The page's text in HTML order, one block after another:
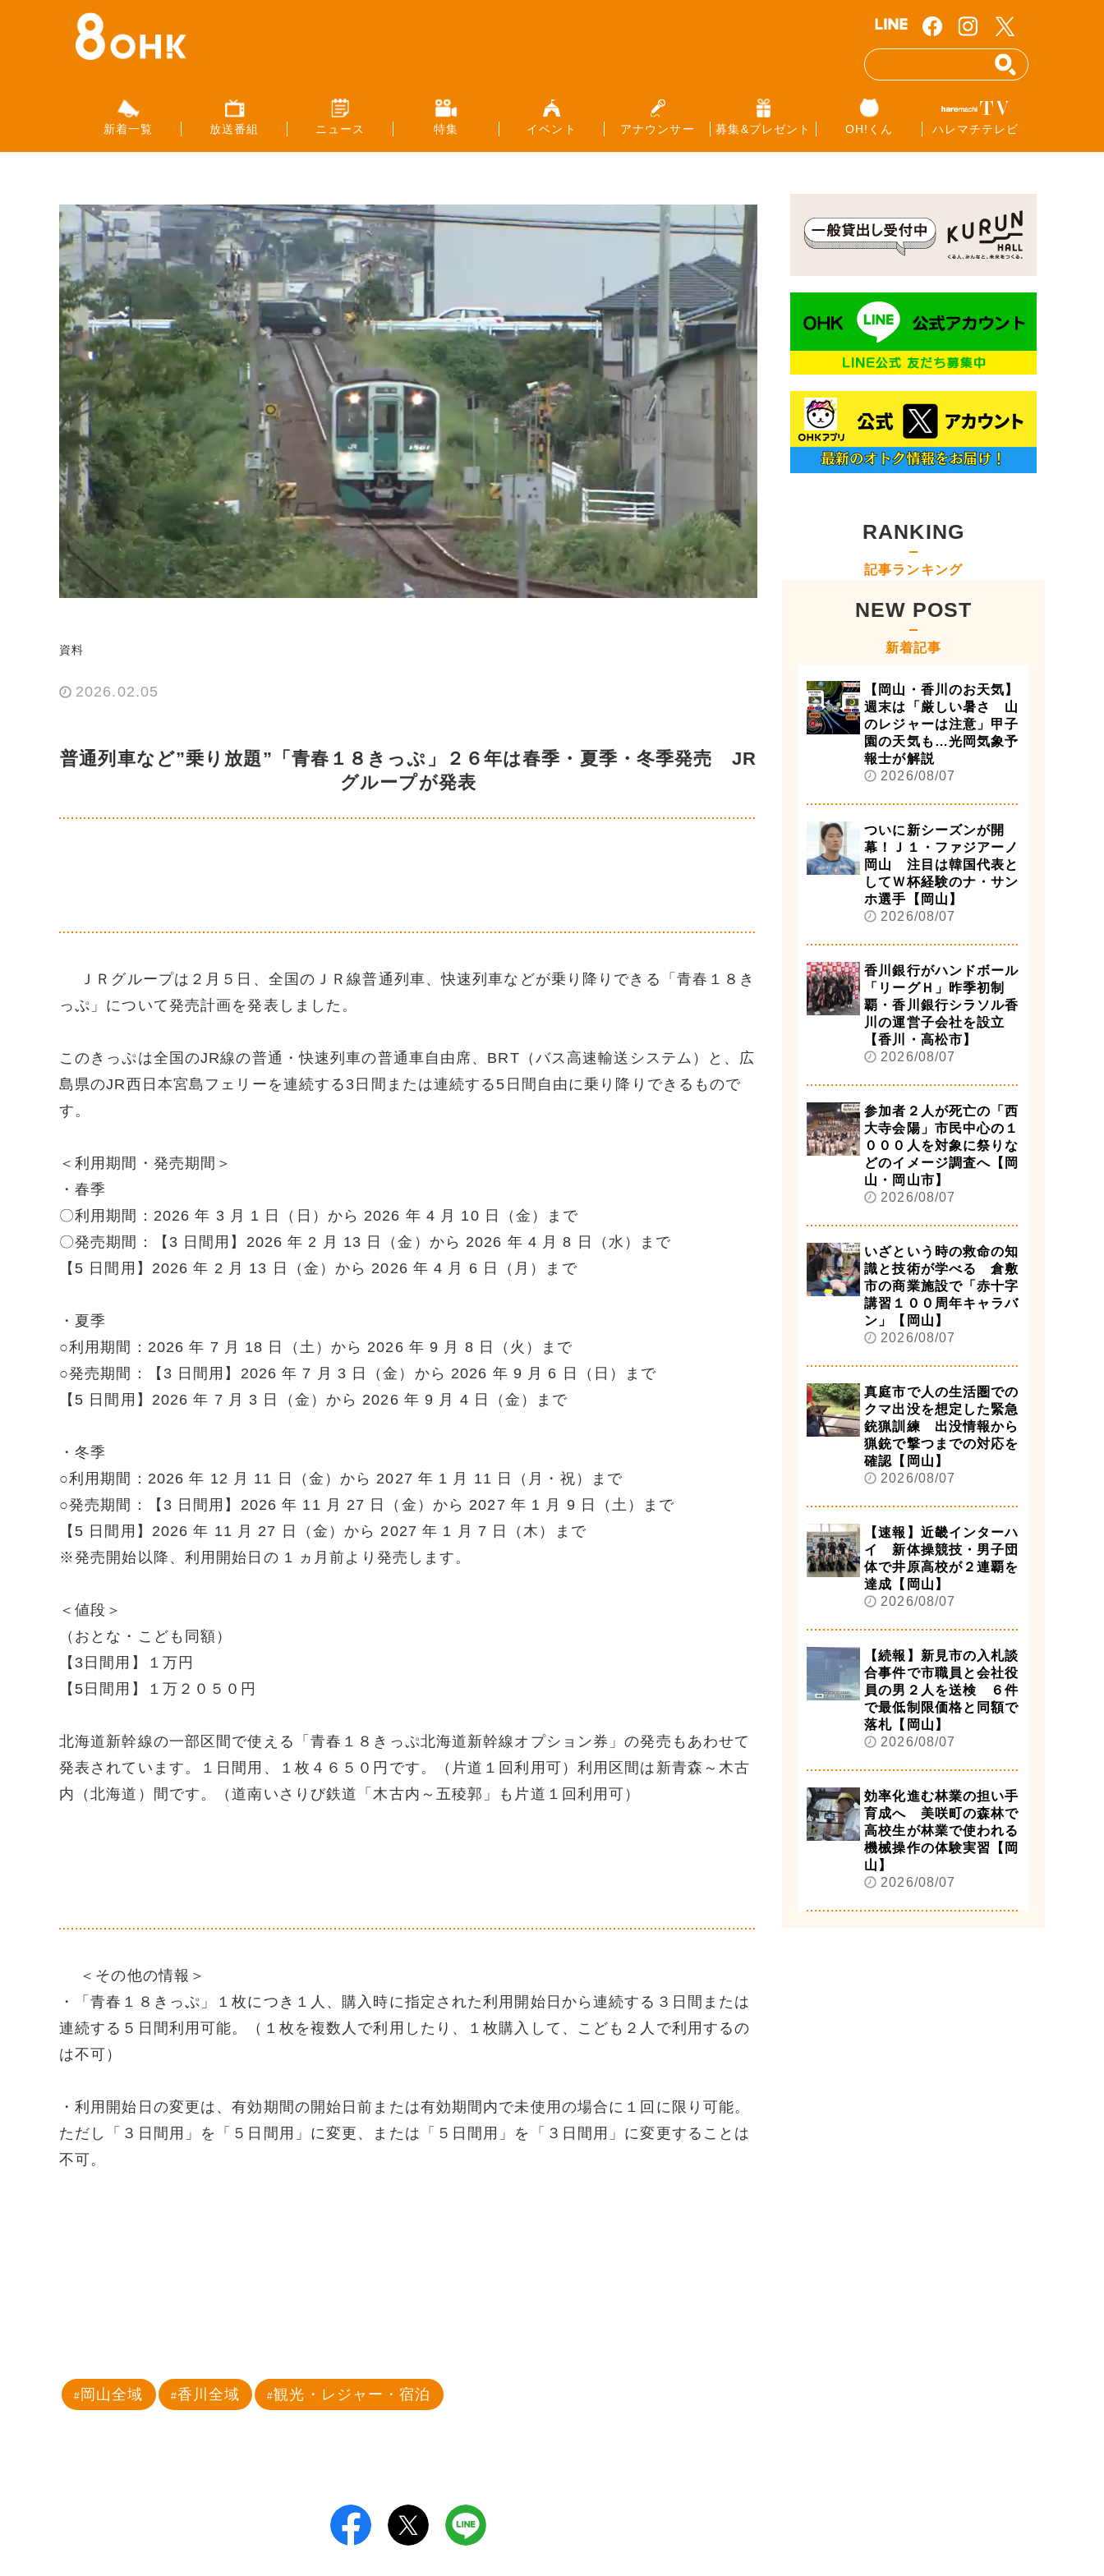
新着一覧 放送番組 ニュース 特集 イベント アナウンサー 募集&プレゼント OH!くん ハレマチテレビ
資料
2026.02.05
普通列車など”乗り放題”「青春１８きっぷ」２６年は春季・夏季・冬季発売 JR
グループが発表
ＪＲグループは２月５日、全国のＪＲ線普通列車、快速列車などが乗り降りできる「青春１８き
っぷ」について発売計画を発表しました。
このきっぷは全国のJR線の普通・快速列車の普通車自由席、BRT（バス高速輸送システム）と、広
島県のJR西日本宮島フェリーを連続する3日間または連続する5日間自由に乗り降りできるもので
す。
＜利用期間・発売期間＞
・春季
〇利用期間：2026 年 3 月 1 日（日）から 2026 年 4 月 10 日（金）まで
〇発売期間：【3 日間用】2026 年 2 月 13 日（金）から 2026 年 4 月 8 日（水）まで
【5 日間用】2026 年 2 月 13 日（金）から 2026 年 4 月 6 日（月）まで
・夏季
○利用期間：2026 年 7 月 18 日（土）から 2026 年 9 月 8 日（火）まで
○発売期間：【3 日間用】2026 年 7 月 3 日（金）から 2026 年 9 月 6 日（日）まで
【5 日間用】2026 年 7 月 3 日（金）から 2026 年 9 月 4 日（金）まで
・冬季
○利用期間：2026 年 12 月 11 日（金）から 2027 年 1 月 11 日（月・祝）まで
○発売期間：【3 日間用】2026 年 11 月 27 日（金）から 2027 年 1 月 9 日（土）まで
【5 日間用】2026 年 11 月 27 日（金）から 2027 年 1 月 7 日（木）まで
※発売開始以降、利用開始日の 1 ヵ月前より発売します。
＜値段＞
（おとな・こども同額）
【3日間用】１万円
【5日間用】１万２０５０円
北海道新幹線の一部区間で使える「青春１８きっぷ北海道新幹線オプション券」の発売もあわせて
発表されています。１日間用、１枚４６５０円です。（片道１回利用可）利用区間は新青森～木古
内（北海道）間です。（道南いさりび鉄道「木古内～五稜郭」も片道１回利用可）
＜その他の情報＞
・「青春１８きっぷ」１枚につき１人、購入時に指定された利用開始日から連続する３日間または
連続する５日間利用可能。（１枚を複数人で利用したり、１枚購入して、こども２人で利用するの
は不可）
・利用開始日の変更は、有効期間の開始日前または有効期間内で未使用の場合に１回に限り可能。
ただし「３日間用」を「５日間用」に変更、または「５日間用」を「３日間用」に変更することは
不可。
岡山全域 香川全域 観光・レジャー・宿泊
RANKING
記事ランキング
NEW POST
新着記事
【岡山・香川のお天気】
週末は「厳しい暑さ 山
のレジャーは注意」甲子
園の天気も…光岡気象予
報士が解説
2026/08/07
ついに新シーズンが開
幕！Ｊ１・ファジアーノ
岡山 注目は韓国代表と
してＷ杯経験のナ・サン
ホ選手【岡山】
2026/08/07
香川銀行がハンドボール
「リーグＨ」昨季初制
覇・香川銀行シラソル香
川の運営子会社を設立
【香川・高松市】
2026/08/07
参加者２人が死亡の「西
大寺会陽」市民中心の１
０００人を対象に祭りな
どのイメージ調査へ【岡
山・岡山市】
2026/08/07
いざという時の救命の知
識と技術が学べる 倉敷
市の商業施設で「赤十字
講習１００周年キャラバ
ン」【岡山】
2026/08/07
真庭市で人の生活圏での
クマ出没を想定した緊急
銃猟訓練 出没情報から
猟銃で撃つまでの対応を
確認【岡山】
2026/08/07
【速報】近畿インターハ
イ 新体操競技・男子団
体で井原高校が２連覇を
達成【岡山】
2026/08/07
【続報】新見市の入札談
合事件で市職員と会社役
員の男２人を送検 ６件
で最低制限価格と同額で
落札【岡山】
2026/08/07
効率化進む林業の担い手
育成へ 美咲町の森林で
高校生が林業で使われる
機械操作の体験実習【岡
山】
2026/08/07